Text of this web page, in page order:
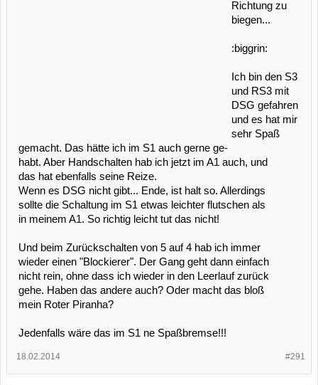
Richtung zu
biegen...
:biggrin:
Ich bin den S3
und RS3 mit
DSG gefahren
und es hat mir
sehr Spaß
gemacht. Das hätte ich im S1 auch gerne ge-
habt. Aber Handschalten hab ich jetzt im A1 auch, und
das hat ebenfalls seine Reize.
Wenn es DSG nicht gibt... Ende, ist halt so. Allerdings
sollte die Schaltung im S1 etwas leichter flutschen als
in meinem A1. So richtig leicht tut das nicht!
Und beim Zurückschalten von 5 auf 4 hab ich immer
wieder einen "Blockierer". Der Gang geht dann einfach
nicht rein, ohne dass ich wieder in den Leerlauf zurück
gehe. Haben das andere auch? Oder macht das bloß
mein Roter Piranha?
Jedenfalls wäre das im S1 ne Spaßbremse!!!
#291
18.02.2014